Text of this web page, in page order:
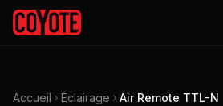
Accueil Éclairage Air Remote TTL-N